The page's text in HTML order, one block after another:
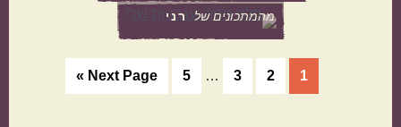
מהמתכונים של רני
עמוד1 עמוד
2 עמוד
3
Interim
… עמוד
5
Go
to
Next Page »
ישראלי איטלקי